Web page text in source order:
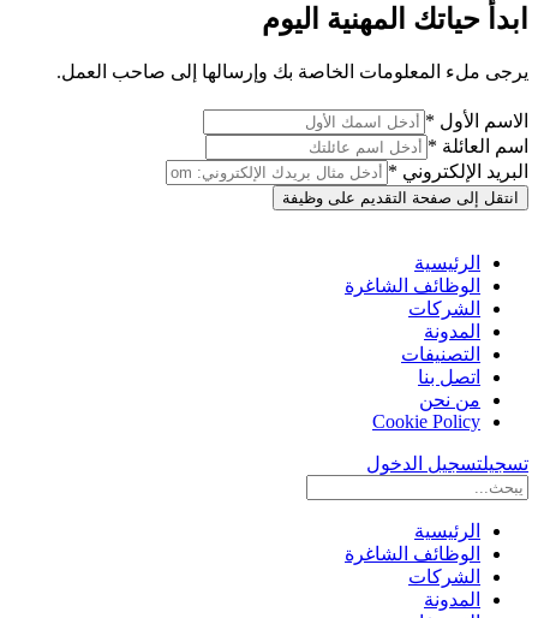
ابدأ حياتك المهنية اليوم
يرجى ملء المعلومات الخاصة بك وإرسالها إلى صاحب العمل.
الاسم الأول *
اسم العائلة *
البريد الإلكتروني *
انتقل إلى صفحة التقديم على وظيفة
الرئيسية
الوظائف الشاغرة
الشركات
المدونة
التصنيفات
اتصل بنا
من نحن
Cookie Policy
تسجيلتسجيل الدخول
الرئيسية
الوظائف الشاغرة
الشركات
المدونة